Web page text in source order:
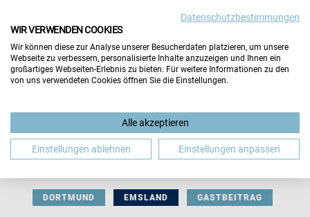
BERUFLICHE ORIENTIERUNG BEWERBUNG
DORTMUND EMSLAND GASTBEITRAG
Datenschutzbestimmungen
WIR VERWENDEN COOKIES
Wir können diese zur Analyse unserer Besucherdaten platzieren, um unsere
Webseite zu verbessern, personalisierte Inhalte anzuzeigen und Ihnen ein
großartiges Webseiten-Erlebnis zu bieten. Für weitere Informationen zu den
von uns verwendeten Cookies öffnen Sie die Einstellungen.
Alle akzeptieren
Einstellungen ablehnen Einstellungen anpassen